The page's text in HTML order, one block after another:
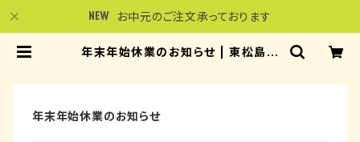
お中元のご注文承っております
年末年始休業のお知らせ | 東松島バ
年末年始休業のお知らせ